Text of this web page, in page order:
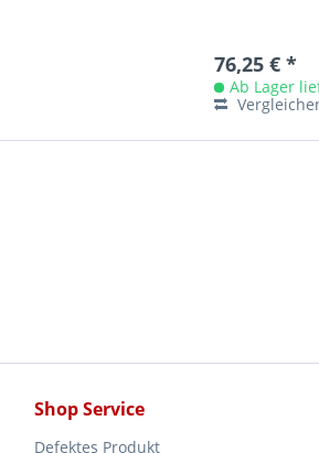
76,25 € *
Ab Lager
Shop Service
Defektes Produkt